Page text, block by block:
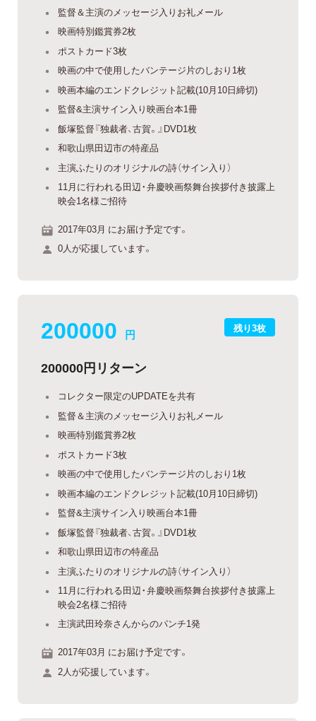
監督＆主演のメッセージ入りお礼メール
映画特別鑑賞券2枚
ポストカード3枚
映画の中で使用したバンテージ片のしおり1枚
映画本編のエンドクレジット記載(10月10日締切)
監督&主演サイン入り映画台本1冊
飯塚監督『独裁者、古賀。』DVD1枚
和歌山県田辺市の特産品
主演ふたりのオリジナルの詩（サイン入り）
11月に行われる田辺・弁慶映画祭舞台挨拶付き披露上
映会1名様ご招待
2017年03月 にお届け予定です。
0人が応援しています。
残り3枚
200000 円
200000円リターン
コレクター限定のUPDATEを共有
監督＆主演のメッセージ入りお礼メール
映画特別鑑賞券2枚
ポストカード3枚
映画の中で使用したバンテージ片のしおり1枚
映画本編のエンドクレジット記載(10月10日締切)
監督&主演サイン入り映画台本1冊
飯塚監督『独裁者、古賀。』DVD1枚
和歌山県田辺市の特産品
主演ふたりのオリジナルの詩（サイン入り）
11月に行われる田辺・弁慶映画祭舞台挨拶付き披露上
映会2名様ご招待
主演武田玲奈さんからのパンチ1発
2017年03月 にお届け予定です。
2人が応援しています。